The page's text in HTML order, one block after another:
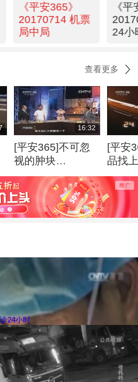
《平安365》
20170714 机票
局中局
《
24小
查看更多
16:32
[平安365]不可忽
视的肿块
(20120807)
[平安
品找
24小时